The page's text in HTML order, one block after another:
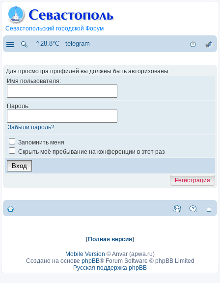
Севастопольский городской Форум
⇑28.8°C telegram
Для просмотра профилей вы должны быть авторизованы.
Имя пользователя:
Пароль:
Забыли пароль?
Запомнить меня
Скрыть моё пребывание на конференции в этот раз
Регистрация
[Полная версия]
Mobile Version ©Anvar (apwa.ru)
Создано на основе phpBB® Forum Software © phpBB Limited
Русская поддержка phpBB